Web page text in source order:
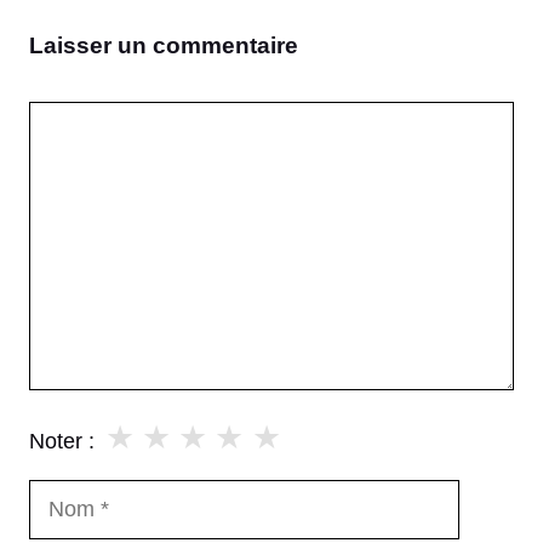
Laisser un commentaire
Noter : ★
★
★
★
★